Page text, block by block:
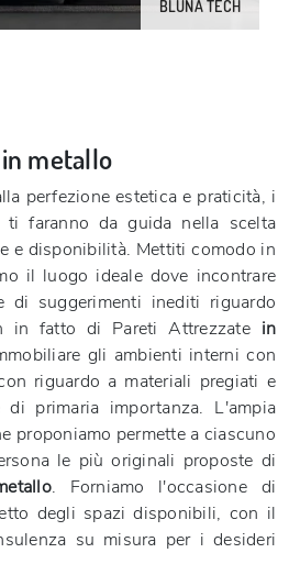
BLUNA TECH
metallo
perfezione estetica e praticità, i
ti faranno da guida nella scelta
e disponibilità. Mettiti comodo in
il luogo ideale dove incontrare
di suggerimenti inediti riguardo
in fatto di Pareti Attrezzate in
gli ambienti interni con
riguardo a materiali pregiati e
primaria importanza. L'ampia
proponiamo permette a ciascuno
le più originali proposte di
. Forniamo l'occasione di
degli spazi disponibili, con il
su misura per i desideri